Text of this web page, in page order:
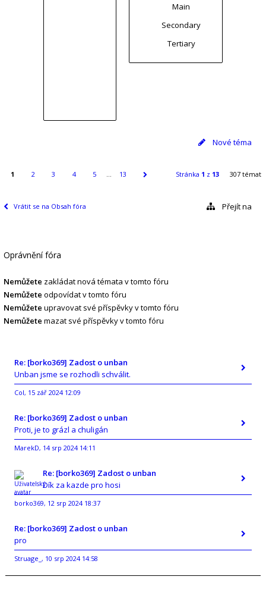
Main
Secondary
Tertiary
Nové téma
1 2 3 4 5 … 13 Stránka 1 z 13 307 témat
Vrátit se na Obsah fóra Přejít na
Oprávnění fóra
Nemůžete zakládat nová témata v tomto fóru
Nemůžete odpovídat v tomto fóru
Nemůžete upravovat své příspěvky v tomto fóru
Nemůžete mazat své příspěvky v tomto fóru
Re: [borko369] Zadost o unban
Unban jsme se rozhodli schválit.
Col, 15 zář 2024 12:09
Re: [borko369] Zadost o unban
Proti, je to grázl a chuligán
MarekD, 14 srp 2024 14:11
Re: [borko369] Zadost o unban
Dík za kazde pro hosi
borko369, 12 srp 2024 18:37
Re: [borko369] Zadost o unban
pro
Struage_ , 10 srp 2024 14:58